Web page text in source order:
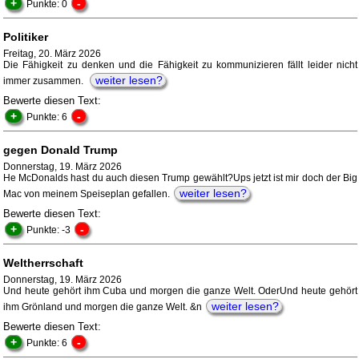
+ Punkte: 0 -
Politiker
Freitag, 20. März 2026
Die Fähigkeit zu denken und die Fähigkeit zu kommunizieren fällt leider nicht
immer zusammen.
weiter lesen?
Bewerte diesen Text:
+ Punkte: 6 -
gegen Donald Trump
Donnerstag, 19. März 2026
He McDonalds hast du auch diesen Trump gewählt?Ups jetzt ist mir doch der Big
Mac von meinem Speiseplan gefallen.
weiter lesen?
Bewerte diesen Text:
+ Punkte: -3 -
Weltherrschaft
Donnerstag, 19. März 2026
Und heute gehört ihm Cuba und morgen die ganze Welt. OderUnd heute gehört
ihm Grönland und morgen die ganze Welt. &n
weiter lesen?
Bewerte diesen Text:
+ Punkte: 6 -